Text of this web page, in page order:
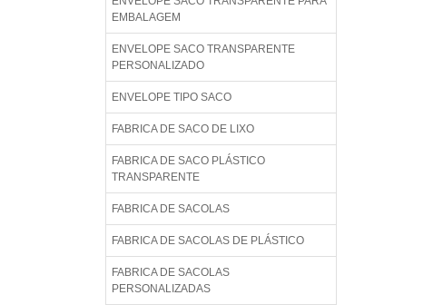
EMBALAGEM
ENVELOPE SACO TRANSPARENTE
PERSONALIZADO
ENVELOPE TIPO SACO
FABRICA DE SACO DE LIXO
FABRICA DE SACO PLÁSTICO
TRANSPARENTE
FABRICA DE SACOLAS
FABRICA DE SACOLAS DE PLÁSTICO
FABRICA DE SACOLAS
PERSONALIZADAS